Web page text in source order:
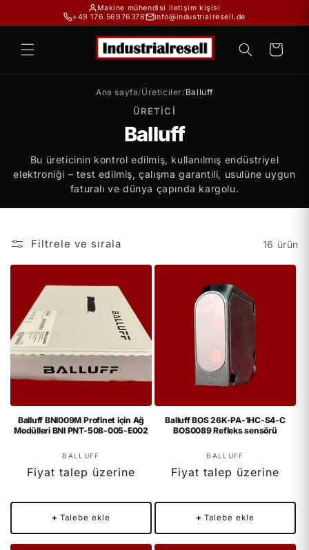
Makine mühendisi iletişim kişisi
+49 176 56976378
info@industrialresell.de
Sepet
Ana sayfa/Üreticiler /Balluff
ÜRETICI
Balluff
Bu üreticinin kontrol edilmiş, kullanılmış endüstriyel
elektroniği – test edilmiş, çalışma garantili, usulüne uygun
faturalı ve dünya çapında kargolu.
Filtrele ve sırala 16 ürün
Balluff BNI009M Profinet için Ağ
Modülleri BNI PNT-508-005-E002
Satıcı:
BALLUFF
Fiyat talep üzerine
+ Talebe ekle
Balluff BOS 26K-PA-1HC-S4-C
BOS0089 Refleks sensörü
Satıcı:
BALLUFF
Fiyat talep üzerine
+ Talebe ekle